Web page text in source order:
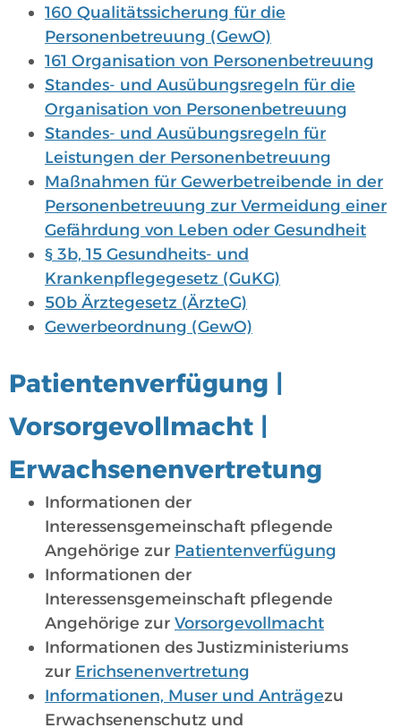
160 Qualitätssicherung für die
Personenbetreuung (GewO)
161 Organisation von Personenbetreuung
Standes- und Ausübungsregeln für die
Organisation von Personenbetreuung
Standes- und Ausübungsregeln für
Leistungen der Personenbetreuung
Maßnahmen für Gewerbetreibende in der
Personenbetreuung zur Vermeidung einer
Gefährdung von Leben oder Gesundheit
§ 3b, 15 Gesundheits- und
Krankenpflegegesetz (GuKG)
50b Ärztegesetz (ÄrzteG)
Gewerbeordnung (GewO)
Patientenverfügung |
Vorsorgevollmacht |
Erwachsenenvertretung
Informationen der
Interessensgemeinschaft pflegende
Angehörige zur Patientenverfügung
Informationen der
Interessensgemeinschaft pflegende
Angehörige zur Vorsorgevollmacht
Informationen des Justizministeriums
zur Erichsenenvertretung
Informationen, Muser und Anträgezu
Erwachsenenschutz und